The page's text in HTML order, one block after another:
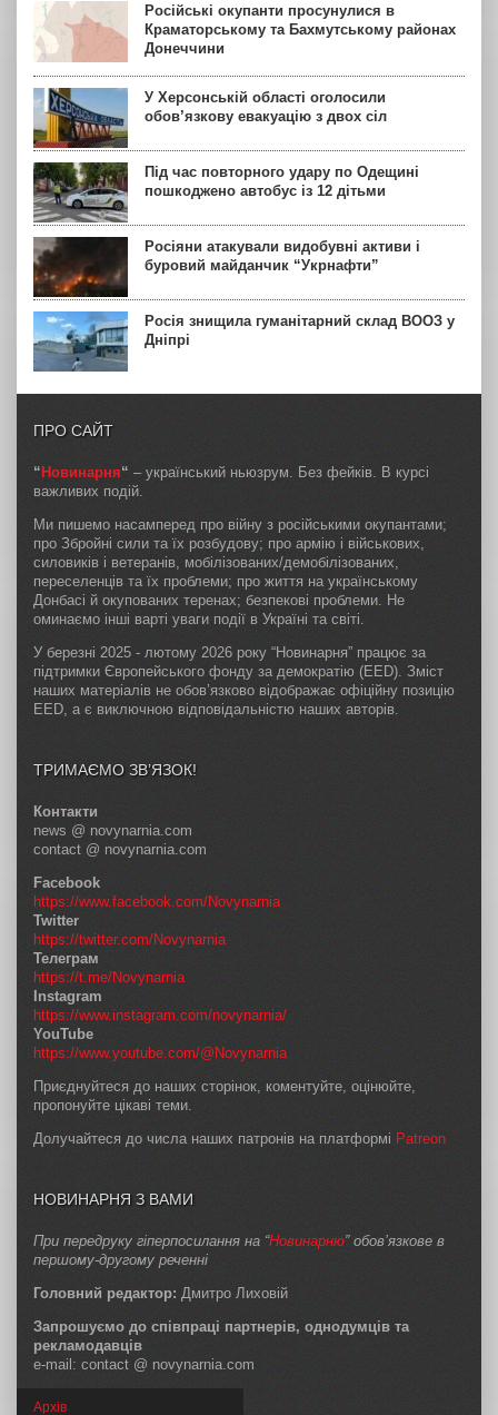
Російські окупанти просунулися в
Краматорському та Бахмутському районах
Донеччини
У Херсонській області оголосили
обов’язкову евакуацію з двох сіл
Під час повторного удару по Одещині
пошкоджено автобус із 12 дітьми
Росіяни атакували видобувні активи і
буровий майданчик “Укрнафти”
Росія знищила гуманітарний склад ВООЗ у
Дніпрі
ПРО САЙТ
“ Новинарня“ – український ньюзрум. Без фейків. В курсі
важливих подій.
Ми пишемо насамперед про війну з російськими окупантами;
про Збройні сили та їх розбудову; про армію і військових,
силовиків і ветеранів, мобілізованих/демобілізованих,
переселенців та їх проблеми; про життя на українському
Донбасі й окупованих теренах; безпекові проблеми. Не
оминаємо інші варті уваги події в Україні та світі.
У березні 2025 - лютому 2026 року “Новинарня” працює за
підтримки Європейського фонду за демократію (EED). Зміст
наших матеріалів не обов’язково відображає офіційну позицію
EED, а є виключною відповідальністю наших авторів.
ТРИМАЄМО ЗВ’ЯЗОК!
Контакти
news @ novynarnia.com
contact @ novynarnia.com
Facebook
https://www.facebook.com/Novynarnia
Twitter
https://twitter.com/Novynarnia
Телеграм
https://t.me/Novynarnia
Instagram
https://www.instagram.com/novynarnia/
YouTube
https://www.youtube.com/@Novynarnia
Приєднуйтеся до наших сторінок, коментуйте, оцінюйте,
пропонуйте цікаві теми.
Долучайтеся до числа наших патронів на платформі Patreon
НОВИНАРНЯ З ВАМИ
При передруку гіперпосилання на “Новинарню” обов’язкове в
першому-другому реченні
Головний редактор: Дмитро Лиховій
Запрошуємо до співпраці партнерів, однодумців та
рекламодавців
e-mail: contact @ novynarnia.com
Архів